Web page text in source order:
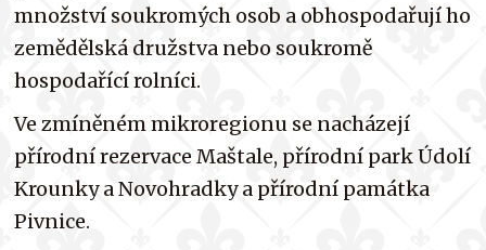
množství soukromých osob a obhospodařují ho
zemědělská družstva nebo soukromě
hospodařící rolníci.
Ve zmíněném mikroregionu se nacházejí
přírodní rezervace Maštale, přírodní park Údolí
Krounky a Novohradky a přírodní památka
Pivnice.